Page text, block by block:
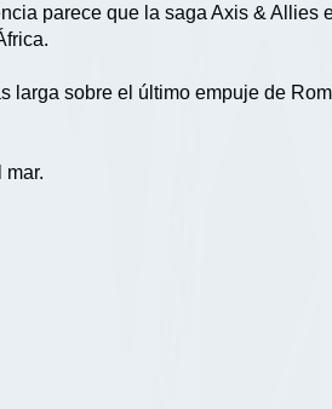
parece que la saga Axis & Allies
larga sobre el último empuje de
mar.